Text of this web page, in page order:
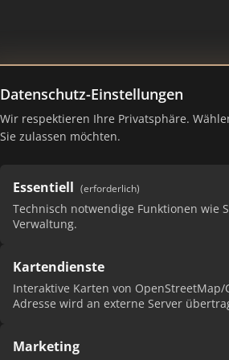
Datenschutz-Einstellungen
Wir respektieren Ihre Privatsphäre.
Sie zulassen möchten.
Essentiell (erforderlich)
Technisch notwendige Funktionen wie
Verwaltung.
Kartendienste
Interaktive Karten von OpenStreetMap/
Adresse wird an externe Server
Marketing
Ranking Juli 2026